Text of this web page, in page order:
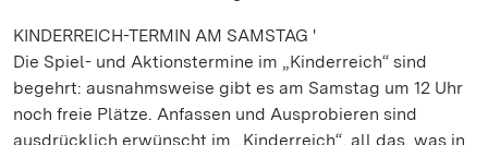
KINDERREICH-TERMIN AM SAMSTAG '
Die Spiel- und Aktionstermine im „Kinderreich“ sind
begehrt: ausnahmsweise gibt es am Samstag um 12 Uhr
noch freie Plätze. Anfassen und Ausprobieren sind
ausdrücklich erwünscht im „Kinderreich“, all das, was in